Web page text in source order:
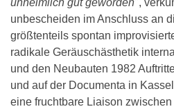
unheimlich gut geworden",
unbescheiden im Anschluss an
größtenteils spontan
radikale Geräuschästhetik
und den Neubauten 1982
und auf der Documenta in
eine fruchtbare Liaison